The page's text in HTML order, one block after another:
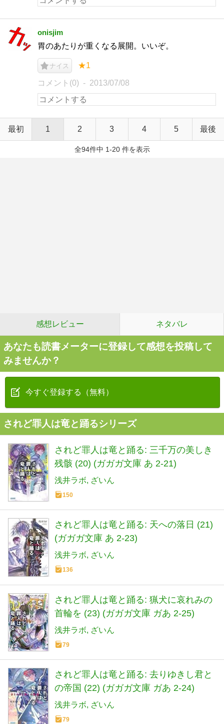
onisjim
胃のあたりが重くなる展開。いいぞ。
ナイス ★1
コメント(0) 2013/07/08
最初 1 2 3 4 5 最後
全94件中 1-20 件を表示
感想レビュー ネタバレ
あなたも読書メーターに登録して感想を投稿して
みませんか？
今すぐ登録する（無料）
されど罪人は竜と踊るシリーズ
されど罪人は竜と踊る: 三千万の美しき
残骸 (20) (ガガガ文庫 あ 2-21)
浅井ラボ ざいん
150
されど罪人は竜と踊る: 天への落日 (21)
(ガガガ文庫 あ 2-23)
浅井ラボ ざいん
136
されど罪人は竜と踊る: 猟犬に哀れみの
首輪を (23) (ガガガ文庫 ガあ 2-25)
浅井ラボ ざいん
79
されど罪人は竜と踊る: 去りゆきし君と
の帝国 (22) (ガガガ文庫 ガあ 2-24)
浅井ラボ ざいん
79